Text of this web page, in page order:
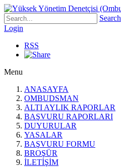
Search
Login
RSS
Menu
ANASAYFA
OMBUDSMAN
ALTI AYLIK RAPORLAR
BAŞVURU RAPORLARI
DUYURULAR
YASALAR
BAŞVURU FORMU
BROŞÜR
İLETİŞİM